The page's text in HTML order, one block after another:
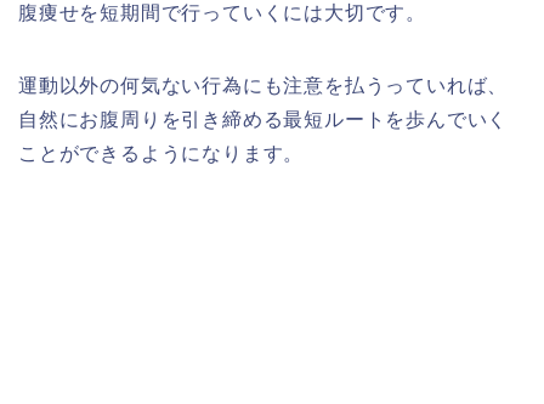
腹痩せを短期間で行っていくには大切です。
運動以外の何気ない行為にも注意を払うっていれば、
自然にお腹周りを引き締める最短ルートを歩んでいく
ことができるようになります。